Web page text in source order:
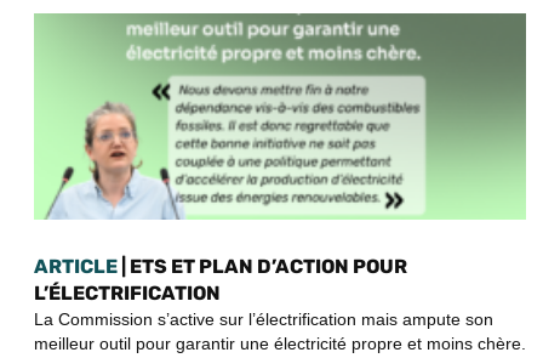
ARTICLE | ETS ET PLAN D’ACTION POUR
L’ÉLECTRIFICATION
La Commission s’active sur l’électrification mais ampute son
meilleur outil pour garantir une électricité propre et moins chère.